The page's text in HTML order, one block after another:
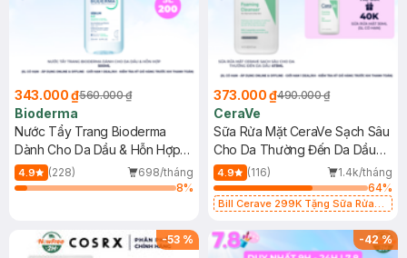
343.000 ₫560.000 ₫
Bioderma
Nước Tẩy Trang Bioderma
Dành Cho Da Dầu & Hỗn Hợp
500ml
4.9 (228)
698/tháng
8%
373.000 ₫490.000 ₫
CeraVe
Sữa Rửa Mặt CeraVe Sạch Sâu
Cho Da Thường Đến Da Dầu
473ml
4.9 (116)
1.4k/tháng
64%
Bill Cerave 299K Tặng Sữa Rửa
-53 % -42%